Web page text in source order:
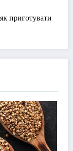
приготувати